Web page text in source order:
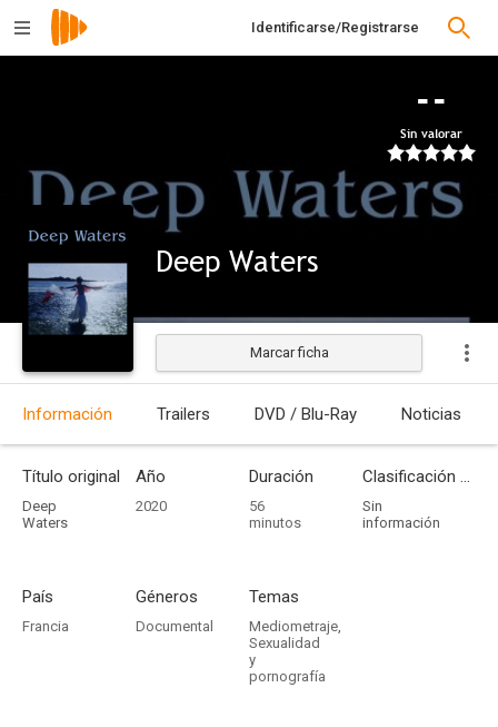
Identificarse/Registrarse
--
Sin valorar
Deep Waters
Estrenada
Marcar ficha
Información Trailers DVD / Blu-Ray Noticias
Título original
Deep
Waters
Año
2020
Duración
56
minutos
Clasificación por edades
Sin
información
País
Francia
Géneros
Documental
Temas
Mediometraje,
Sexualidad
y
pornografía